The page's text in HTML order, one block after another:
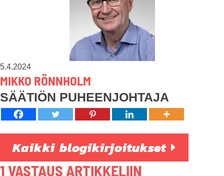
5.4.2024
MIKKO RÖNNHOLM
SÄÄTIÖN PUHEENJOHTAJA
Kaikki blogikirjoitukset
1 VASTAUS ARTIKKELIIN